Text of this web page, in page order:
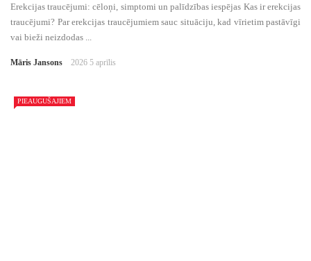
Erekcijas traucējumi: cēloņi, simptomi un palīdzības iespējas Kas ir erekcijas
traucējumi? Par erekcijas traucējumiem sauc situāciju, kad vīrietim pastāvīgi
vai bieži neizdodas ...
Māris Jansons 2026 5 aprīlis
PIEAUGUŠAJIEM